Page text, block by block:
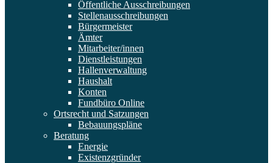
Öffentliche Ausschreibungen
Stellenausschreibungen
Bürgermeister
Ämter
Mitarbeiter/innen
Dienstleistungen
Hallenverwaltung
Haushalt
Konten
Fundbüro Online
Ortsrecht und Satzungen
Bebauungspläne
Beratung
Energie
Existenzgründer